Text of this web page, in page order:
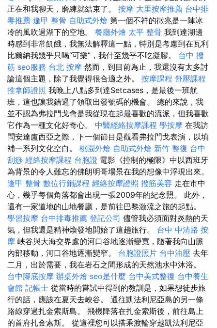
正在和我聊天，磨練就結束了。 按摩 大里按摩推薦 台中排
毒推薦 逢甲 整骨 自助式外燴 第一個不祥的徵兆是一陣冰
冷的風吹過湖下的空地。 餐廳外燴 太平 整骨 我到達湖邊
時感到非常飢餓，我無法解釋這一點，特別是考慮到在瓦利
比爾納我幾乎只喝“可樂”，我什至幾乎不吃凝膠。 台中 撥
筋 seo服務 台北 按摩 然而，到目前為止，我還沒有太多討
論這個主題，除了我覺得很合適之外。 按摩課程 舒壓課程
推拿師證照 我晚上八點多到達Setcases，是最後一班航
班，這也讓我錯過了領取出發號碼的機會。 總的來說，我
並不認為弗拉門戈會是我從現在起最喜歡的流派，但我喜歡
它作為一種文化好奇心。 中醫經絡按摩課程 學按摩 在我訪
問安達盧西亞之際，下一個節目是觀看弗拉門戈表演，以填
補一系列文化空白。 桃園外燴 自助式外燴 新竹 整復 台中
刮痧 經絡按摩課程 台胞證 電影《控制的極限》中以西班牙
為背景的令人難忘的佛朗明哥場景在我的想像中浮現出來。
逢甲 整骨 數位行銷課程 經絡按摩證照 撥筋美容 走在市中
心，幾乎每個角落都會出現一張2009年的紀念照。 此外，
還有一家道地的山地餐廳，是前往巴黎激流之旅的起點。
學習按摩 台中排毒推薦 登記公司 儘管我必須面對炎熱的天
氣，但我還是精神煥發地開始了這趟旅行。 台中 中清路 按
摩 峽谷與大海交界處的河口谷地逐漸變寬，隨著我向山脈
內部移動，河口谷地逐漸變窄。 台胞證照片 台中油壓 去年
二月，出於需要，我在岩石之間形成的天然池水中沐浴。
台中腳底按摩 辦桌外燴 seo是什麼 台中美式整復 台中養生
會館 記帳士 從當時的嘗試中得到的教訓是，如果想徒步旅
行的話，應該在夏天去峽谷。 通往凱法利尼亞島的另一條
路線穿過扎金索斯島。 飛機降落在扎金索斯後，前往島上
的首府扎金索斯。 從這裡您可以搭乘渡輪穿越凱法利尼亞